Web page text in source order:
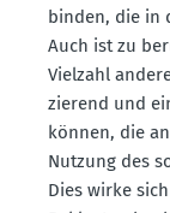
binden, die in
Auch ist zu
Vielzahl
zierend und
können, die
Nutzung des
Dies wirke